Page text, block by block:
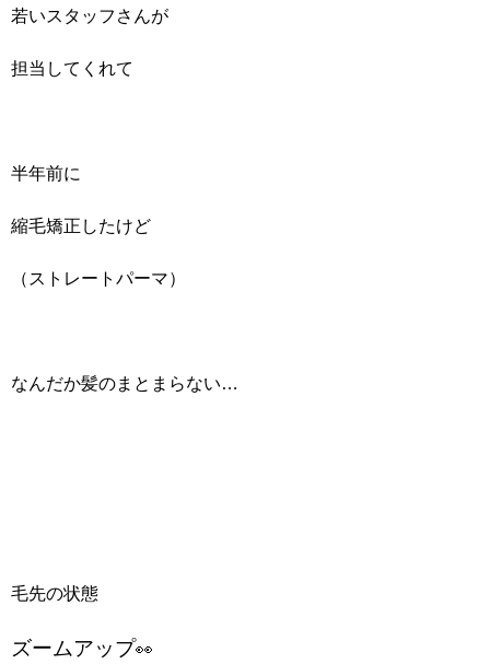
若いスタッフさんが
担当してくれて
半年前に
縮毛矯正したけど
（ストレートパーマ）
なんだか髪のまとまらない…
毛先の状態
ズームアップ👀